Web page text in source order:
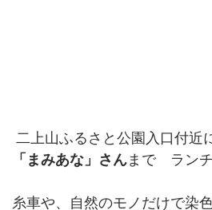
二上山ふるさと公園入口付近
「まみあな」さんまで　ラン
糸車や、自然のモノだけで染